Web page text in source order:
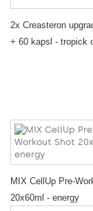
2x Creasteron
+ 60 kapsl - tropick
MIX CellUp Pre-
20x60ml - energy